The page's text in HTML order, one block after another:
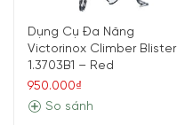
Dụng Cụ Đa Năng
Victorinox Climber Blister
1.3703B1 – Red
950.000₫
So sánh